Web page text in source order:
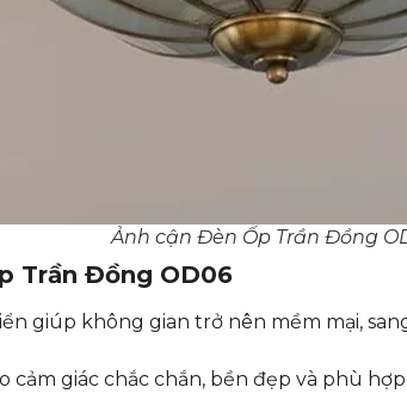
Ảnh cận Đèn Ốp Trần Đồng
Trần Đồng OD06
giúp không gian trở nên mềm mại,
cảm giác chắc chắn, bền đẹp và phù